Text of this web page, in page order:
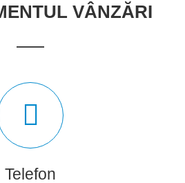
VÂNZĂRI
Telefon